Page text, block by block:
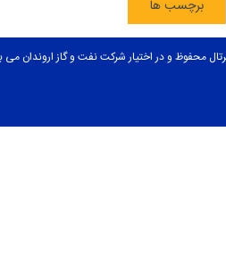
برچسب ها
محفوظ و در اختیار شرکت نفت و گاز اروندان می